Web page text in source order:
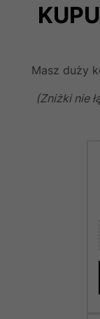
Masz duży
(Zniżki nie